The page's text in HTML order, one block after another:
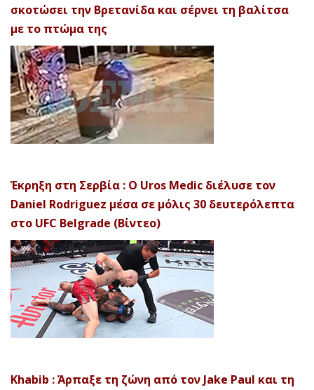
σκοτώσει την Βρετανίδα και σέρνει τη βαλίτσα
με το πτώμα της
Έκρηξη στη Σερβία : Ο Uros Medic διέλυσε τον
Daniel Rodriguez μέσα σε μόλις 30 δευτερόλεπτα
στο UFC Belgrade (Βίντεο)
Khabib : Άρπαξε τη ζώνη από τον Jake Paul και τη